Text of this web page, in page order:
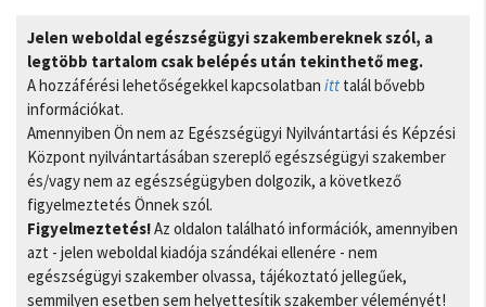
Jelen weboldal egészségügyi szakembereknek szól, a
legtöbb tartalom csak belépés után tekinthető meg.
A hozzáférési lehetőségekkel kapcsolatban itt talál bővebb
információkat.
Amennyiben Ön nem az Egészségügyi Nyilvántartási és Képzési
Központ nyilvántartásában szereplő egészségügyi szakember
és/vagy nem az egészségügyben dolgozik, a következő
figyelmeztetés Önnek szól.
Figyelmeztetés!Az oldalon található információk, amennyiben
azt - jelen weboldal kiadója szándékai ellenére - nem
egészségügyi szakember olvassa, tájékoztató jellegűek,
semmilyen esetben sem helyettesítik szakember véleményét!